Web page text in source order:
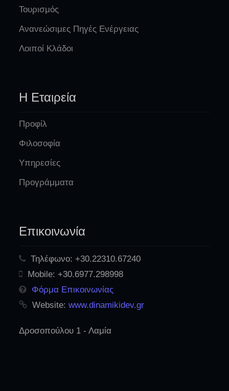
Τουρισμός
Ανανεώσιμες Πηγές Ενέργειας
Λοιποί Κλάδοι
Η Εταιρεία
Προφίλ
Φιλοσοφία
Υπηρεσίες
Προγράμματα
Επικοινωνία
Τηλέφωνο: +30.22310.67240
Mobile: +30.6977.298998
Φόρμα Επικοινωνίας
Website: www.dinamikidev.gr
Δροσοπούλου 1 - Λαμία